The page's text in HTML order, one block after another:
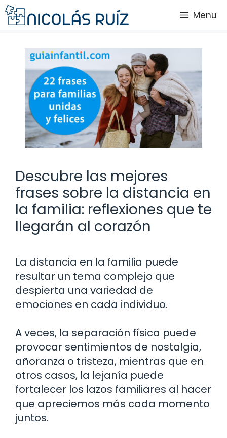
Saltar
al
Menu
Descubre las mejores
frases sobre la distancia en
la familia: reflexiones que te
llegarán al corazón
La distancia en la familia puede
resultar un tema complejo que
despierta una variedad de
emociones en cada individuo.
A veces, la separación física puede
provocar sentimientos de nostalgia,
añoranza o tristeza, mientras que en
otros casos, la lejanía puede
fortalecer los lazos familiares al hacer
que apreciemos más cada momento
juntos.